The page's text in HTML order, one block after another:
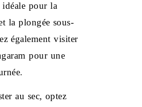
idéale pour la
la plongée sous-
également visiter
pour une
au sec, optez